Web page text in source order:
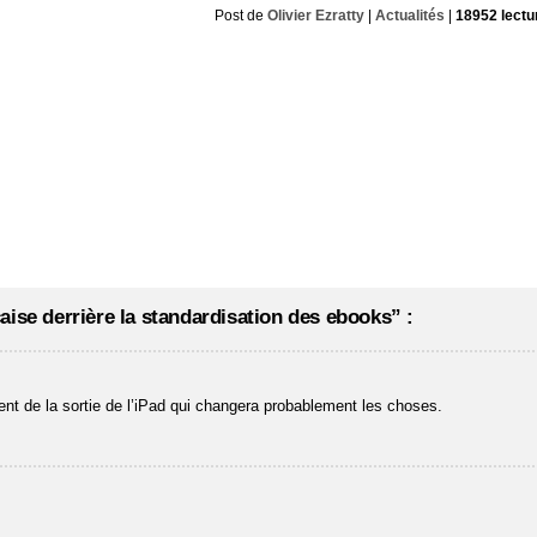
Post de Olivier Ezratty| Actualités 18952
derrière la standardisation des ebooks” :
de la sortie de l’iPad qui changera probablement les choses.